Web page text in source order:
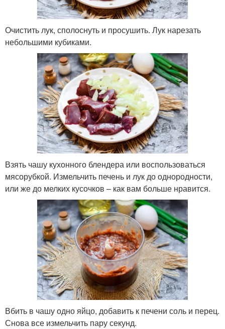
Очистить лук, сполоснуть и просушить. Лук нарезать
небольшими кубиками.
Взять чашу кухонного блендера или воспользоваться
мясорубкой. Измельчить печень и лук до однородности,
или же до мелких кусочков – как вам больше нравится.
Вбить в чашу одно яйцо, добавить к печени соль и перец.
Снова все измельчить пару секунд.